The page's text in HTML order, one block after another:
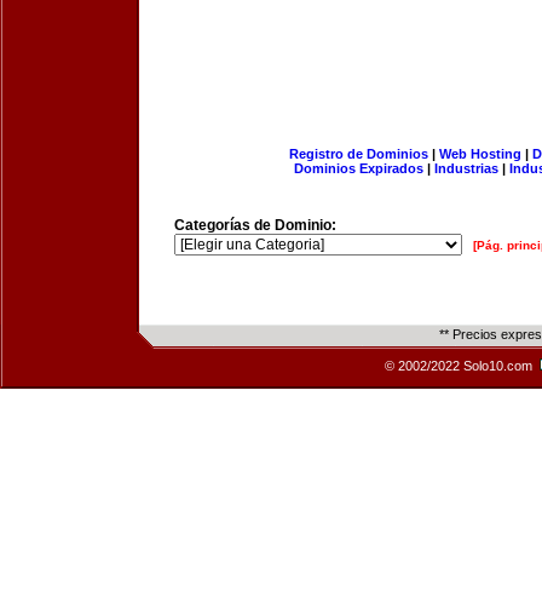
Registro de Dominios| Web Hosting |
Dominios Expirados | Industrias |
Categorías de Dominio:
[Pág.
** Precios
© 2002/2022 Solo10.com